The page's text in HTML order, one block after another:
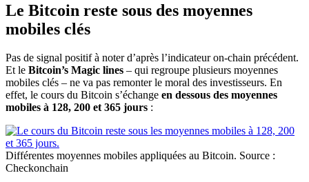
Le Bitcoin reste sous des moyennes
mobiles clés
Pas de signal positif à noter d’après l’indicateur on-chain précédent.
Et le Bitcoin’s Magic lines – qui regroupe plusieurs moyennes
mobiles clés – ne va pas remonter le moral des investisseurs. En
effet, le cours du Bitcoin s’échange en dessous des moyennes
mobiles à 128, 200 et 365 jours :
Différentes moyennes mobiles appliquées au Bitcoin. Source :
Checkonchain